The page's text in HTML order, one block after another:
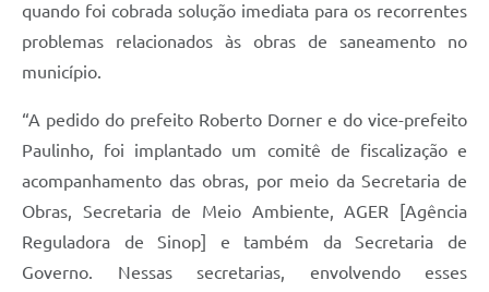
quando foi cobrada solução imediata para os recorrentes
problemas relacionados às obras de saneamento no
município.
“A pedido do prefeito Roberto Dorner e do vice-prefeito
Paulinho, foi implantado um comitê de fiscalização e
acompanhamento das obras, por meio da Secretaria de
Obras, Secretaria de Meio Ambiente, AGER [Agência
Reguladora de Sinop] e também da Secretaria de
Governo. Nessas secretarias, envolvendo esses